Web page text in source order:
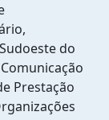
do
Prestação